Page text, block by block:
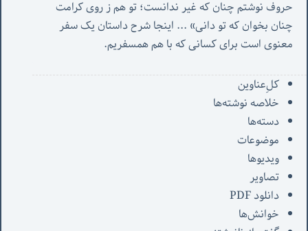
چنان بخوان که تو دانی» ...
معنوی است برای کسانی که با هم همسفریم.
کل‌ِعناوین
خلاصه نوشته‌ها
دسته‌ها
موضوعات
ویدیوها
تصاویر
دانلود PDF
خوانش‌ها